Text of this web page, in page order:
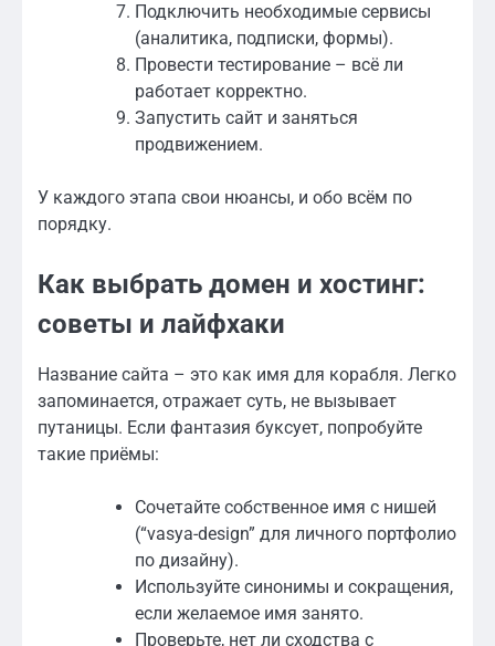
Подключить необходимые сервисы
(аналитика, подписки, формы).
Провести тестирование – всё ли
работает корректно.
Запустить сайт и заняться
продвижением.
У каждого этапа свои нюансы, и обо всём по
порядку.
Как выбрать домен и хостинг:
советы и лайфхаки
Название сайта – это как имя для корабля. Легко
запоминается, отражает суть, не вызывает
путаницы. Если фантазия буксует, попробуйте
такие приёмы:
Сочетайте собственное имя с нишей
(“vasya-design” для личного портфолио
по дизайну).
Используйте синонимы и сокращения,
если желаемое имя занято.
Проверьте, нет ли сходства с